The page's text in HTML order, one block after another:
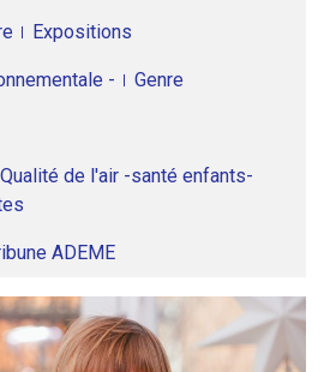
Expositions
- Genre
de l'air -santé enfants-
ADEME